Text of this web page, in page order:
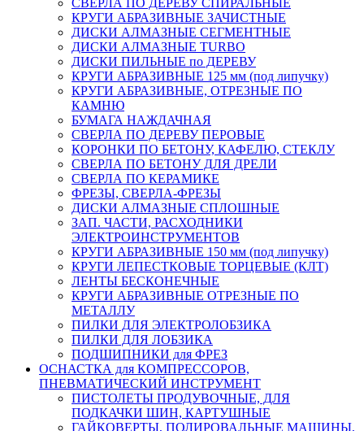
КРУГИ АБРАЗИВНЫЕ ЗАЧИСТНЫЕ
ДИСКИ АЛМАЗНЫЕ СЕГМЕНТНЫЕ
ДИСКИ АЛМАЗНЫЕ TURBO
ДИСКИ ПИЛЬНЫЕ по ДЕРЕВУ
КРУГИ АБРАЗИВНЫЕ 125 мм (под липучку)
КРУГИ АБРАЗИВНЫЕ, ОТРЕЗНЫЕ ПО
КАМНЮ
БУМАГА НАЖДАЧНАЯ
СВЕРЛА ПО ДЕРЕВУ ПЕРОВЫЕ
КОРОНКИ ПО БЕТОНУ, КАФЕЛЮ, СТЕКЛУ
СВЕРЛА ПО БЕТОНУ ДЛЯ ДРЕЛИ
СВЕРЛА ПО КЕРАМИКЕ
ФРЕЗЫ, СВЕРЛА-ФРЕЗЫ
ДИСКИ АЛМАЗНЫЕ СПЛОШНЫЕ
ЗАП. ЧАСТИ, РАСХОДНИКИ
ЭЛЕКТРОИНСТРУМЕНТОВ
КРУГИ АБРАЗИВНЫЕ 150 мм (под липучку)
КРУГИ ЛЕПЕСТКОВЫЕ ТОРЦЕВЫЕ (КЛТ)
ЛЕНТЫ БЕСКОНЕЧНЫЕ
КРУГИ АБРАЗИВНЫЕ ОТРЕЗНЫЕ ПО
МЕТАЛЛУ
ПИЛКИ ДЛЯ ЭЛЕКТРОЛОБЗИКА
ПИЛКИ ДЛЯ ЛОБЗИКА
ПОДШИПНИКИ для ФРЕЗ
ОСНАСТКА для КОМПРЕССОРОВ,
ПНЕВМАТИЧЕСКИЙ ИНСТРУМЕНТ
ПИСТОЛЕТЫ ПРОДУВОЧНЫЕ, ДЛЯ
ПОДКАЧКИ ШИН, КАРТУШНЫЕ
ГАЙКОВЕРТЫ, ПОЛИРОВАЛЬНЫЕ МАШИНЫ,